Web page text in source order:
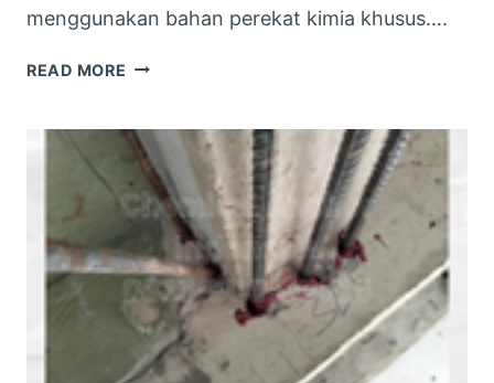
menggunakan bahan perekat kimia khusus….
READ MORE CARA
YANG
BENAR
UNTUK
KONSTRUKSI
BETON
BERTULANG